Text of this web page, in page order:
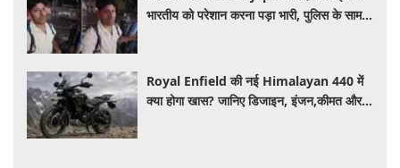
भारतीय को परेशान करना पड़ा भारी, पुलिस के सामने
Royal Enfield की नई Himalayan 440 में
क्या होगा खास? जानिए डिजाइन, इंजन,कीमत और